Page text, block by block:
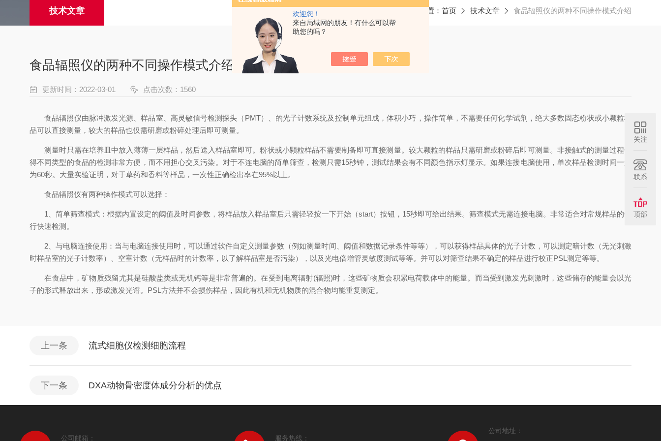
欢迎您！
来自局域网的朋友！有什么可以帮
助您的吗？
技术文章 当前位置： 首页 技术文章 食品辐照仪的两种不同操作模式介绍
食品辐照仪的两种不同操作模式介绍
更新时间：2022-03-01 点击次数：1560
食品辐照仪由脉冲激发光源、样品室、高灵敏信号检测探头（PMT）、的光子计数系统及控制单元组成，体积小巧，操作简单，不需要任何化学试剂，绝大多数固态粉状或小颗粒样
品可以直接测量，较大的样品也仅需研磨或粉碎处理后即可测量。
测量时只需在培养皿中放入薄薄一层样品，然后送入样品室即可。粉状或小颗粒样品不需要制备即可直接测量。较大颗粒的样品只需研磨或粉碎后即可测量。非接触式的测量过程使
得不同类型的食品的检测非常方便，而不用担心交叉污染。对于不连电脑的简单筛查，检测只需15秒钟，测试结果会有不同颜色指示灯显示。如果连接电脑使用，单次样品检测时间一般
为60秒。大量实验证明，对于草药和香料等样品，一次性正确检出率在95%以上。
食品辐照仪有两种操作模式可以选择：
1、简单筛查模式：根据内置设定的阈值及时间参数，将样品放入样品室后只需轻轻按一下开始（start）按钮，15秒即可给出结果。筛查模式无需连接电脑。非常适合对常规样品的例
行快速检测。
2、与电脑连接使用：当与电脑连接使用时，可以通过软件自定义测量参数（例如测量时间、阈值和数据记录条件等等），可以获得样品具体的光子计数，可以测定暗计数（无光刺激
时样品室的光子计数率）、空室计数（无样品时的计数率，以了解样品室是否污染），以及光电倍增管灵敏度测试等等。并可以对筛查结果不确定的样品进行校正PSL测定等等。
在食品中，矿物质残留尤其是硅酸盐类或无机钙等是非常普遍的。在受到电离辐射(辐照)时，这些矿物质会积累电荷载体中的能量。而当受到激发光刺激时，这些储存的能量会以光
子的形式释放出来，形成激发光谱。PSL方法并不会损伤样品，因此有机和无机物质的混合物均能重复测定。
上一条 流式细胞仪检测细胞流程
下一条 DXA动物骨密度体成分分析的优点
公司邮箱： 服务热线：
公司地址：
关注
联系
顶部